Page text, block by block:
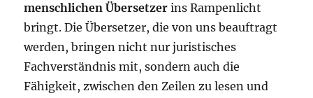
menschlichen Übersetzer ins Rampenlicht
bringt. Die Übersetzer, die von uns beauftragt
werden, bringen nicht nur juristisches
Fachverständnis mit, sondern auch die
Fähigkeit, zwischen den Zeilen zu lesen und